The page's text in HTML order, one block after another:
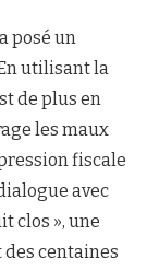
posé un
utilisant la
de plus en
les maux
fiscale
avec
clos », une
centaines